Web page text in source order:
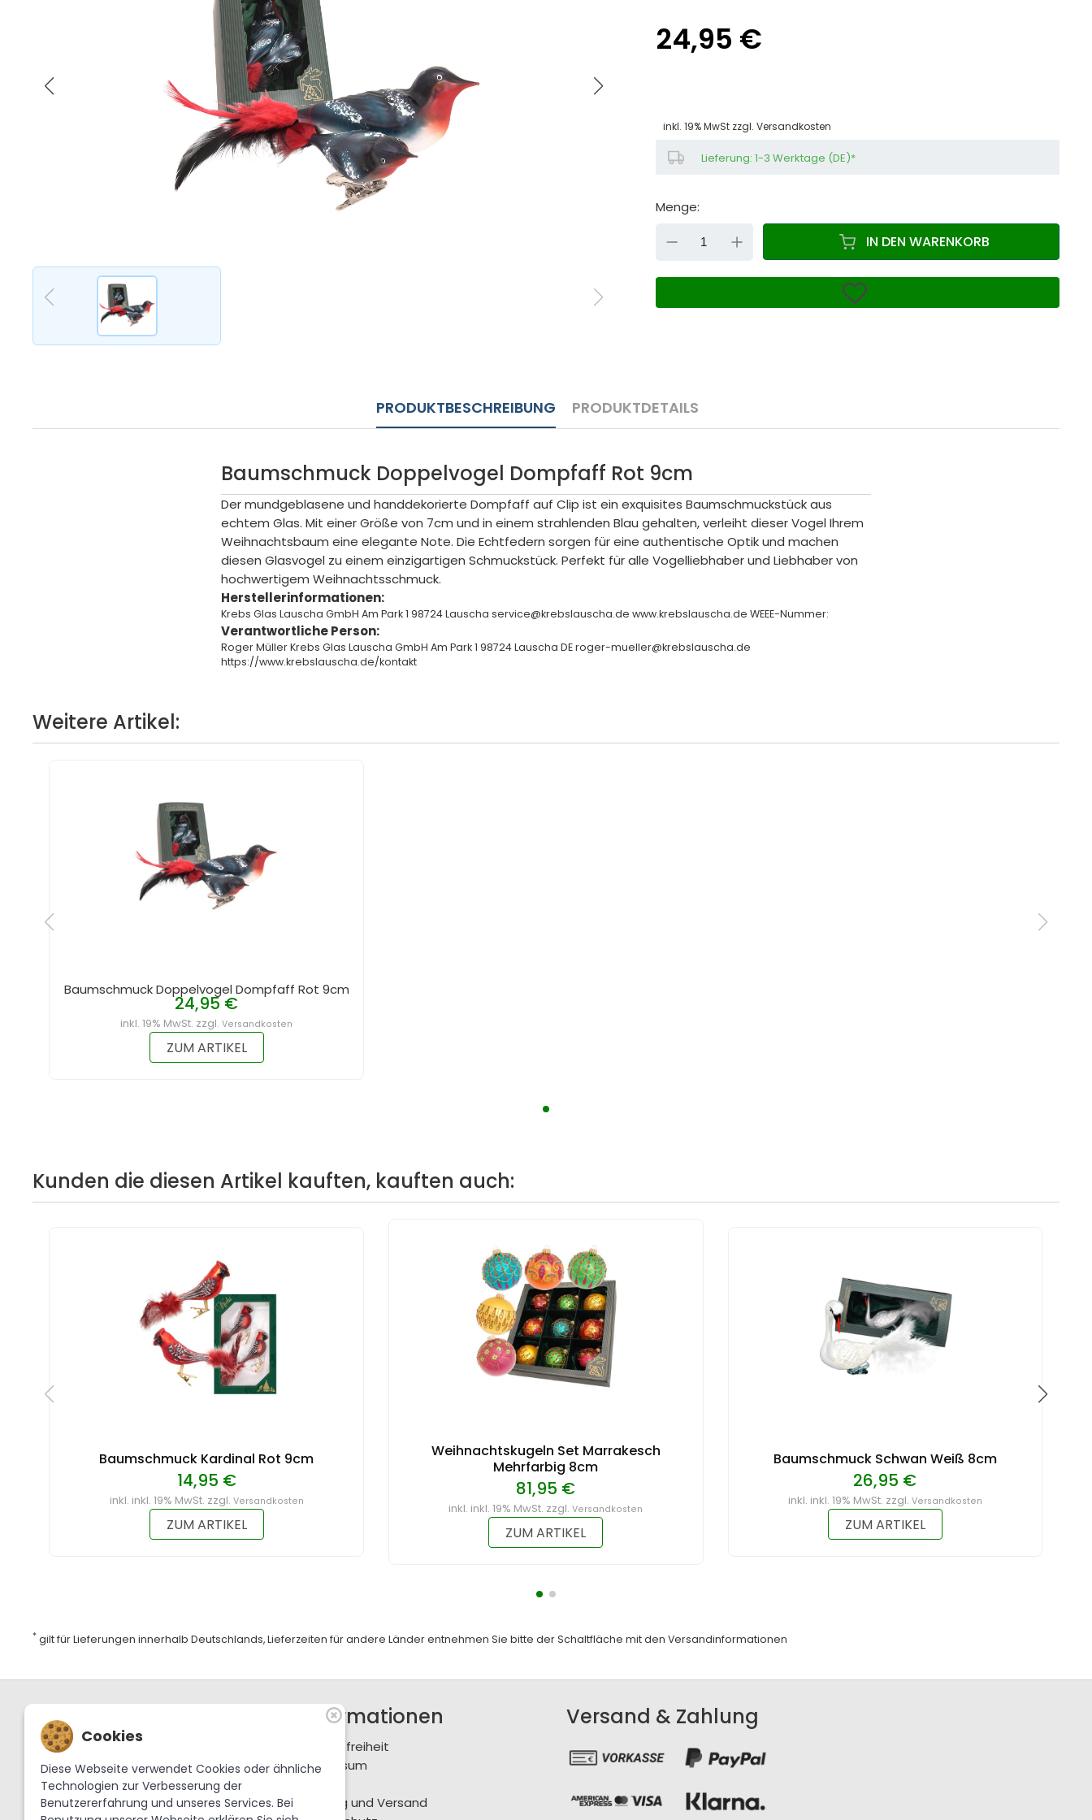
24,95 €
inkl. 19% MwSt zzgl. Versandkosten
Lieferung: 1-3 Werktage (DE)*
Menge:
DOWN IN DEN WARENKORB
PRODUKTBESCHREIBUNG PRODUKTDETAILS
Baumschmuck Doppelvogel Dompfaff Rot 9cm
Der mundgeblasene und handdekorierte Dompfaff auf Clip ist ein exquisites Baumschmuckstück aus
echtem Glas. Mit einer Größe von 7cm und in einem strahlenden Blau gehalten, verleiht dieser Vogel Ihrem
Weihnachtsbaum eine elegante Note. Die Echtfedern sorgen für eine authentische Optik und machen
diesen Glasvogel zu einem einzigartigen Schmuckstück. Perfekt für alle Vogelliebhaber und Liebhaber von
hochwertigem Weihnachtsschmuck.
Herstellerinformationen:
Krebs Glas Lauscha GmbH Am Park 1 98724 Lauscha service@krebslauscha.de www.krebslauscha.de WEEE-Nummer:
Verantwortliche Person:
Roger Müller Krebs Glas Lauscha GmbH Am Park 1 98724 Lauscha DE roger-mueller@krebslauscha.de
https://www.krebslauscha.de/kontakt
Weitere Artikel:
Baumschmuck Doppelvogel Dompfaff Rot 9cm
24,95 €
inkl. 19% MwSt. zzgl.Versandkosten
ZUM ARTIKEL
Kunden die diesen Artikel kauften, kauften auch:
Baumschmuck Kardinal Rot 9cm
14,95 €
inkl. inkl. 19% MwSt. zzgl. Versandkosten
ZUM ARTIKEL
Weihnachtskugeln Set Marrakesch
Mehrfarbig 8cm
81,95 €
inkl. inkl. 19% MwSt. zzgl.Versandkosten
ZUM ARTIKEL
Baumschmuck Schwan Weiß 8cm
26,95 €
inkl. inkl. 19% MwSt. zzgl. Versandkosten
ZUM ARTIKEL
* gilt für Lieferungen innerhalb Deutschlands, Lieferzeiten für andere Länder entnehmen Sie bitte der Schaltfläche mit denVersandinformationen
Support / Hotline
+49 36702 288-0
service@krebslauscha.de
Krebs Glas Lauscha GmbH
Informationen
Barrierefreiheit
Impressum
Zahlung und Versand
Versand & Zahlung
Cookies
Diese Webseite verwendet Cookies oder ähnliche
Technologien zur Verbesserung der
Benutzererfahrung und unseres Services. Bei